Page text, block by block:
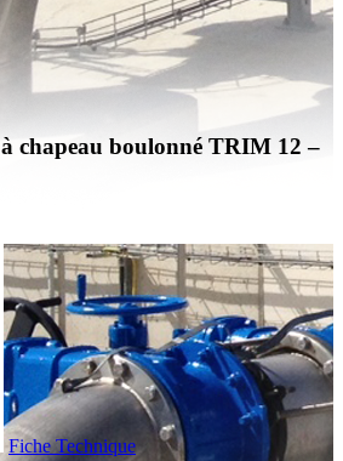
chapeau boulonné TRIM 12 –
Fiche Technique